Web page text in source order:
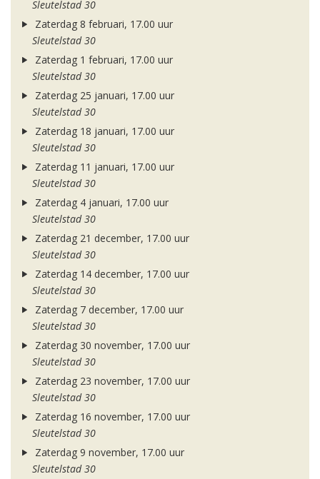
Sleutelstad 30
Zaterdag 8 februari, 17.00 uur
Sleutelstad 30
Zaterdag 1 februari, 17.00 uur
Sleutelstad 30
Zaterdag 25 januari, 17.00 uur
Sleutelstad 30
Zaterdag 18 januari, 17.00 uur
Sleutelstad 30
Zaterdag 11 januari, 17.00 uur
Sleutelstad 30
Zaterdag 4 januari, 17.00 uur
Sleutelstad 30
Zaterdag 21 december, 17.00 uur
Sleutelstad 30
Zaterdag 14 december, 17.00 uur
Sleutelstad 30
Zaterdag 7 december, 17.00 uur
Sleutelstad 30
Zaterdag 30 november, 17.00 uur
Sleutelstad 30
Zaterdag 23 november, 17.00 uur
Sleutelstad 30
Zaterdag 16 november, 17.00 uur
Sleutelstad 30
Zaterdag 9 november, 17.00 uur
Sleutelstad 30